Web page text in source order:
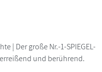
| Der große Nr.-1-SPIEGEL-
und berührend.